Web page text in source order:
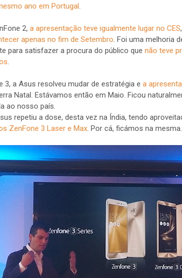
ano em Portugal.
2, a apresentação teve igualmente lugar no CES
apenas no fim de Setembro. Foi uma melhoria
para satisfazer a procura do público que não teve
.
3, a Asus resolveu mudar de estratégia e a
Natal. Estávamos então em Maio. Ficou
ao nosso país.
repetiu a dose, desta vez na Índia, tendo
ZenFone 3 Laser e Max. Por cá, ficámos na mesma.